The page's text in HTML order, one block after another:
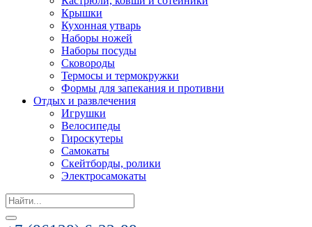
Крышки
Кухонная утварь
Наборы ножей
Наборы посуды
Сковороды
Термосы и термокружки
Формы для запекания и противни
Отдых и развлечения
Игрушки
Велосипеды
Гироскутеры
Самокаты
Скейтборды, ролики
Электросамокаты
Search
for: